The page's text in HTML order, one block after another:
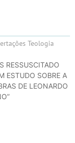
Teologia
RESSUSCITADO
ESTUDO SOBRE A
DE LEONARDO